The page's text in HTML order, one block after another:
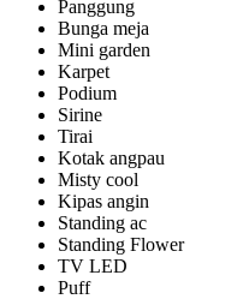
Panggung
Bunga meja
Mini garden
Karpet
Podium
Sirine
Tirai
Kotak angpau
Misty cool
Kipas angin
Standing ac
Standing Flower
TV LED
Puff